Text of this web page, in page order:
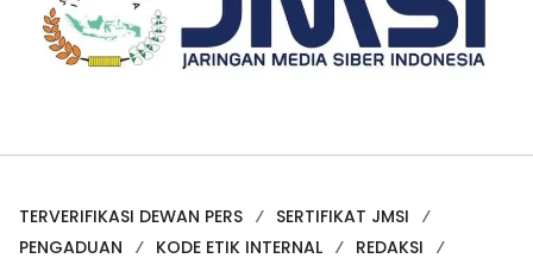
TERVERIFIKASI DEWAN PERS
SERTIFIKAT JMSI
PENGADUAN
KODE ETIK INTERNAL
REDAKSI